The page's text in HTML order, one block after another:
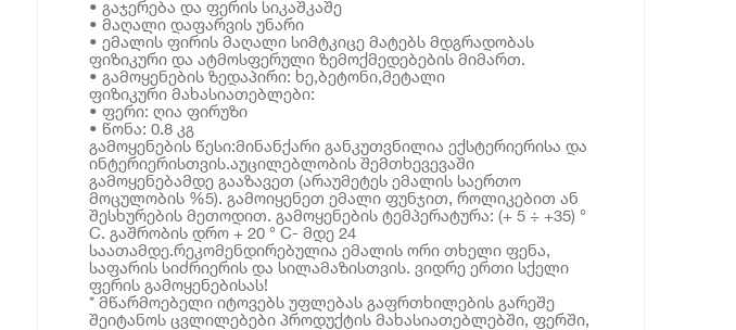
• გაჯერება და ფერის სიკაშკაშე
• მაღალი დაფარვის უნარი
• ემალის ფირის მაღალი სიმტკიცე მატებს მდგრადობას
ფიზიკური და ატმოსფერული ზემოქმედებების მიმართ.
• გამოყენების ზედაპირი: ხე,ბეტონი,მეტალი
ფიზიკური მახასიათებლები:
• ფერი: ღია ფირუზი
• წონა: 0.8 კგ
გამოყენების წესი:მინანქარი განკუთვნილია ექსტერიერისა და
ინტერიერისთვის.აუცილებლობის შემთხევევაში
გამოყენებამდე გააზავეთ (არაუმეტეს ემალის საერთო
მოცულობის %5). გამოიყენეთ ემალი ფუნჯით, როლიკებით ან
შესხურების მეთოდით. გამოყენების ტემპერატურა: (+ 5 ÷ +35) °
C. გაშრობის დრო + 20 ° C- მდე 24
საათამდე.რეკომენდირებულია ემალის ორი თხელი ფენა,
საფარის სიძრიერის და სილამაზისთვის. ვიდრე ერთი სქელი
ფერის გამოყენებისას!
* მწარმოებელი იტოვებს უფლებას გაფრთხილების გარეშე
შეიტანოს ცვლილებები პროდუქტის მახასიათებლებში, ფერში,